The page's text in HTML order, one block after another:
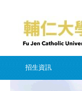
招生資訊